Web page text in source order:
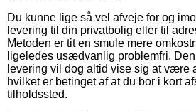
Du kunne lige så vel afveje for og
levering til din privatbolig eller til
Metoden er tit en smule mere
ligeledes usædvanlig problemfri.
levering vil dog altid vise sig at være
hvilket er betinget af at du bor i kort
tilholdssted.